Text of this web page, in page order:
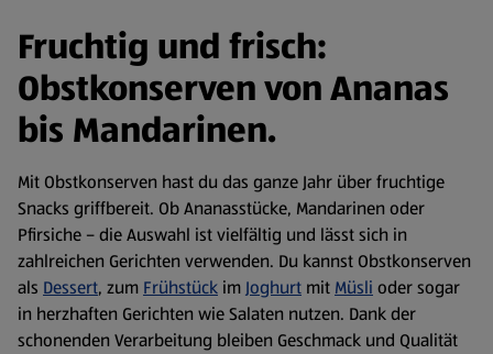
Fruchtig und frisch:
Obstkonserven von Ananas
bis Mandarinen.
Mit Obstkonserven hast du das ganze Jahr über fruchtige
Snacks griffbereit. Ob Ananasstücke, Mandarinen oder
Pfirsiche – die Auswahl ist vielfältig und lässt sich in
zahlreichen Gerichten verwenden. Du kannst Obstkonserven
als Dessert, zum Frühstück imJoghurt mit Müsli oder sogar
in herzhaften Gerichten wie Salaten nutzen. Dank der
schonenden Verarbeitung bleiben Geschmack und Qualität